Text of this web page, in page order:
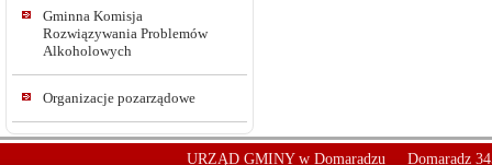
Gminna Komisja
Rozwiązywania Problemów
Alkoholowych
Organizacje pozarządowe
URZĄD GMINY w Domaradzu Domaradz